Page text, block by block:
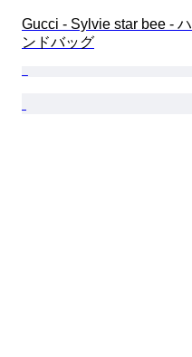
Gucci - Sylvie star bee - ハ
ンドバッグ